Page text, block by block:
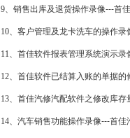
9、 销售出库及退货操作录像---首
10、 客户管理及龙卡洗车的操作
11、 首佳软件报表管理系统演示录
12、 首佳软件已结算入账的单据的
13、 首佳汽修汽配软件之修改库存
14、 汽车销售功能操作录像---首